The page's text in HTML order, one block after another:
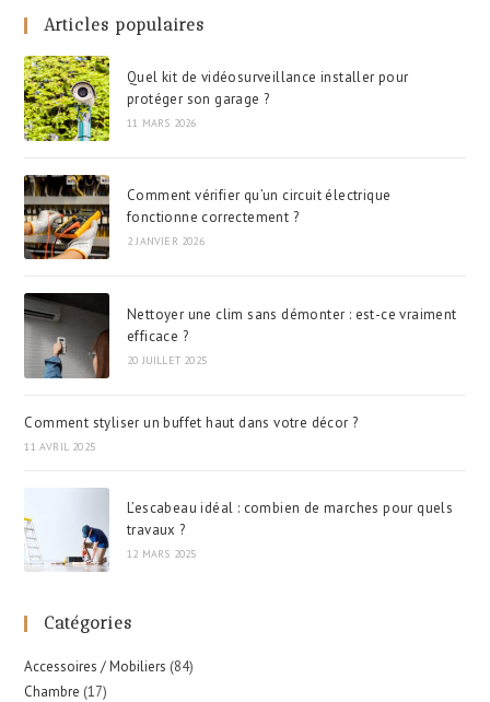
Articles populaires
Quel kit de vidéosurveillance installer pour
protéger son garage ?
11 MARS 2026
Comment vérifier qu’un circuit électrique
fonctionne correctement ?
2 JANVIER 2026
Nettoyer une clim sans démonter : est-ce vraiment
efficace ?
20 JUILLET 2025
Comment styliser un buffet haut dans votre décor ?
11 AVRIL 2025
L’escabeau idéal : combien de marches pour quels
travaux ?
12 MARS 2025
Catégories
Accessoires / Mobiliers (84)
Chambre (17)